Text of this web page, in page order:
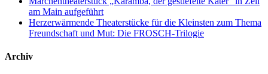
am Main aufgeführt
Herzerwärmende Theaterstücke für die Kleinsten zum Thema
Freundschaft und Mut: Die FROSCH-Trilogie
Archiv